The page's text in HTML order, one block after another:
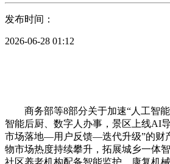
发布时间：
2026-06-28 01:12
商务部等8部分关于加速“人工智能
智能后厨、数字人办事，景区上线AI
市场落地—用户反馈—迭代升级”的财
物市场热度持续攀升，拓展城乡一体
社区养老机构配备智能监护、康复机